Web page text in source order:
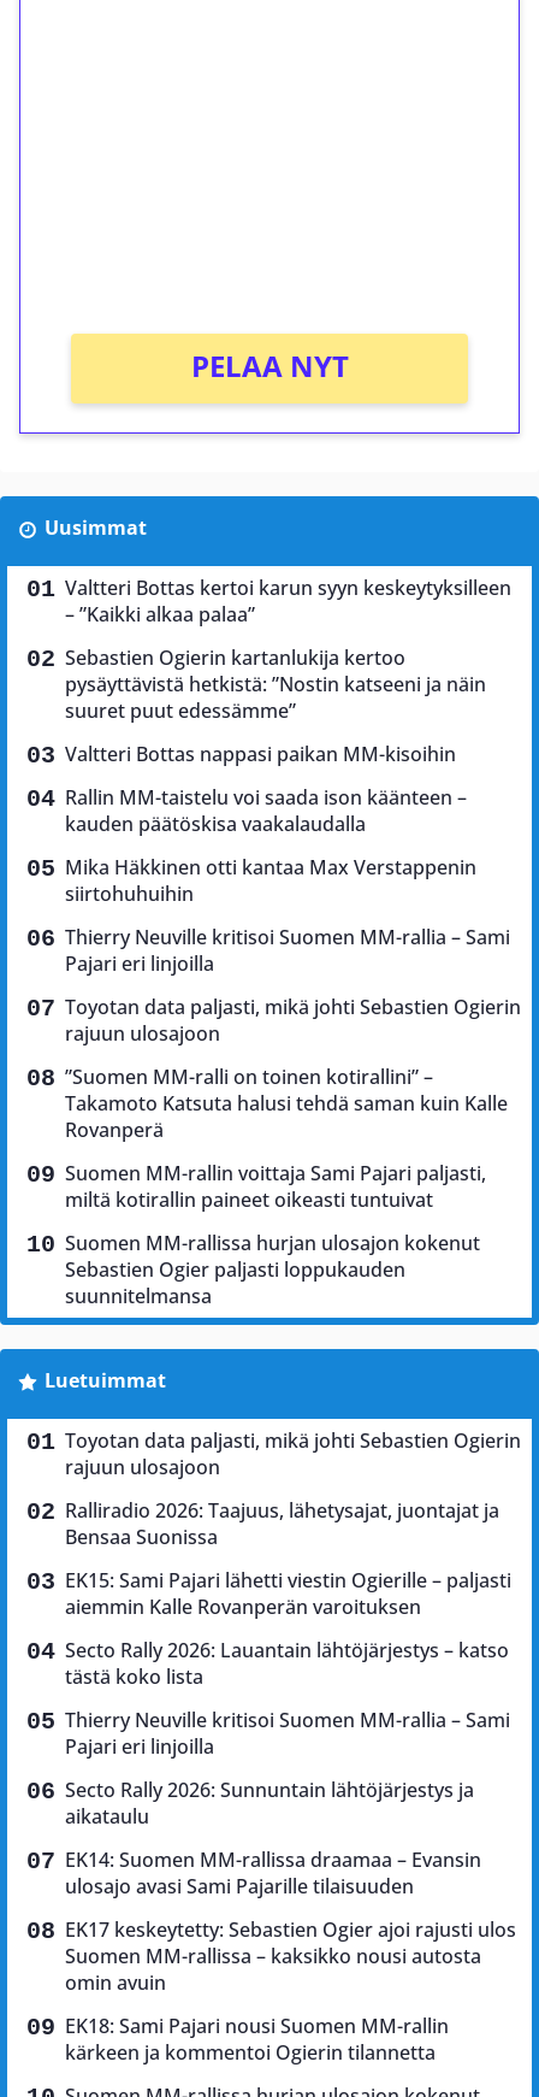
PELAA NYT
Uusimmat
Valtteri Bottas kertoi karun syyn keskeytyksilleen
– ”Kaikki alkaa palaa”
Sebastien Ogierin kartanlukija kertoo
pysäyttävistä hetkistä: ”Nostin katseeni ja näin
suuret puut edessämme”
Valtteri Bottas nappasi paikan MM-kisoihin
Rallin MM-taistelu voi saada ison käänteen –
kauden päätöskisa vaakalaudalla
Mika Häkkinen otti kantaa Max Verstappenin
siirtohuhuihin
Thierry Neuville kritisoi Suomen MM-rallia – Sami
Pajari eri linjoilla
Toyotan data paljasti, mikä johti Sebastien Ogierin
rajuun ulosajoon
”Suomen MM-ralli on toinen kotirallini” –
Takamoto Katsuta halusi tehdä saman kuin Kalle
Rovanperä
Suomen MM-rallin voittaja Sami Pajari paljasti,
miltä kotirallin paineet oikeasti tuntuivat
Suomen MM-rallissa hurjan ulosajon kokenut
Sebastien Ogier paljasti loppukauden
suunnitelmansa
Luetuimmat
Toyotan data paljasti, mikä johti Sebastien Ogierin
rajuun ulosajoon
Ralliradio 2026: Taajuus, lähetysajat, juontajat ja
Bensaa Suonissa
EK15: Sami Pajari lähetti viestin Ogierille – paljasti
aiemmin Kalle Rovanperän varoituksen
Secto Rally 2026: Lauantain lähtöjärjestys – katso
tästä koko lista
Thierry Neuville kritisoi Suomen MM-rallia – Sami
Pajari eri linjoilla
Secto Rally 2026: Sunnuntain lähtöjärjestys ja
aikataulu
EK14: Suomen MM-rallissa draamaa – Evansin
ulosajo avasi Sami Pajarille tilaisuuden
EK17 keskeytetty: Sebastien Ogier ajoi rajusti ulos
Suomen MM-rallissa – kaksikko nousi autosta
omin avuin
EK18: Sami Pajari nousi Suomen MM-rallin
kärkeen ja kommentoi Ogierin tilannetta